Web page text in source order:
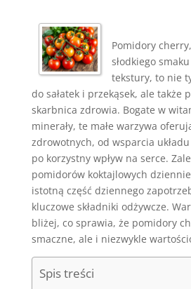
Pomidory
słodkiego
tekstury, to nie
do sałatek i przekąsek, ale także
skarbnica zdrowia. Bogate w
minerały, te małe warzywa
zdrowotnych, od wsparcia
po korzystny wpływ na serce.
pomidorów koktajlowych
istotną część dziennego
kluczowe składniki odżywcze.
bliżej, co sprawia, że pomidory
smaczne, ale i niezwykle
Spis treści